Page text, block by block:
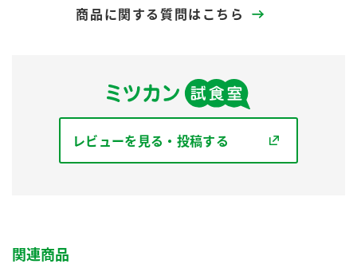
商品に関する質問はこちら
レビューを見る・投稿する
関連商品